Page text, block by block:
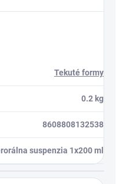
Tekuté formy
0.2 kg
8608808132538
suspenzia 1x200 ml